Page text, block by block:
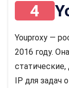
4
Youproxy —
2016 году.
IP для задач